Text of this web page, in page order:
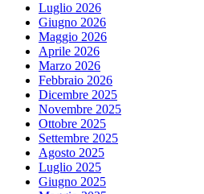
Luglio 2026
Giugno 2026
Maggio 2026
Aprile 2026
Marzo 2026
Febbraio 2026
Dicembre 2025
Novembre 2025
Ottobre 2025
Settembre 2025
Agosto 2025
Luglio 2025
Giugno 2025